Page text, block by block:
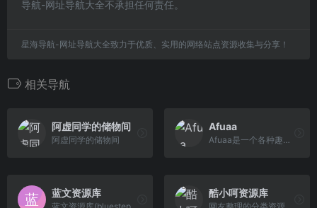
导航-网址导航大全不承担任何责任。
星海导航-网址导航大全致力于优质、实用的网络站点资源收集与分享！
相关导航
阿虚同学的储物间
阿虚同学的储物间
Afuaa
Afuaa是一个各种趣站,影视，工具资源分享网站。
蓝文资源库 酷小呵资源库